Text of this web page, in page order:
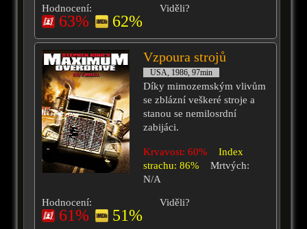
Hodnocení:
63% 62%
Viděli?
Vzpoura strojů
USA, 1986, 97min
Díky mimozemským vlivům
se zblázní veškeré stroje a
stanou se nemilosrdní
zabijáci.
Krvavost: 60%
Index
strachu: 86%
Mrtvých:
N/A
Hodnocení:
61% 51%
Viděli?